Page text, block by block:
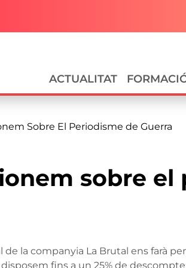
Navegació principal
ACTUALITAT
Sobre El Periodisme de Guerra
sobre el
de la companyia La Brutal ens farà
fins a un 25% de